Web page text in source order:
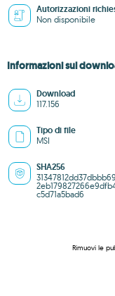
Autorizzazioni
Non disponibile
Informazioni sul
Download
117.156
Tipo di file
MSI
SHA256
c5d71a5bad6
Rimuovi le